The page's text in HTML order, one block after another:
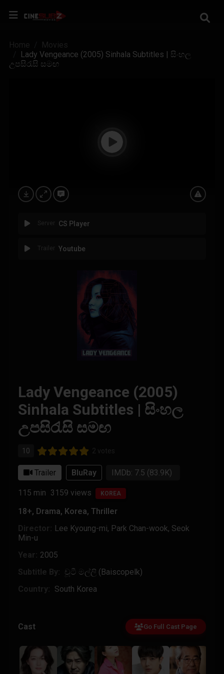
Home
Movies
Lady Vengeance (2005) Sinhala Subtitles | සිංහල
උපසිරැසි සමඟ
Server CS Player
Trailer Youtube
Lady Vengeance (2005)
Sinhala Subtitles | සිංහල
උපසිරැසි සමඟ
10 2 votes
Trailer BluRay IMDb: 7.5 (83.9K)
115 min 3159 views KOREA
18+, Drama, Korea,Thriller
Director:
Lee Kyoung-mi, Park Chan-wook, Seok
Min-u
Year: 2005
Subtitle By:
චූටී මල්ලි (Baiscopelk)
Country:
South Korea
Cast Go Full Cast Page